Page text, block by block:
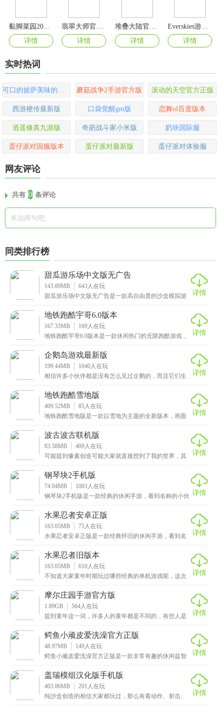
黏脚菜园2024最新版
详情
详情
详情
详情
实时热词
可口的披萨美味的披萨2024最新版 蘑菇战争2手游官方版 滚动的天空官方正版
西游梗传最新版 口袋觉醒gm版 恋舞ol百度版本
逍遥修真九游版 奇葩战斗家小米版 奶块国际服
蛋仔派对国服版本 蛋仔派对最新版 蛋仔派对体验服
网友评论
共有 0 条评论
同类排行榜
甜瓜游乐场中文版无广告
143.89MB 643人在玩
甜瓜游乐场中文版无广告是一款高自由度的沙盒模拟游
戏世
详情
地铁跑酷宇哥6.0版本
167.33MB 169人在玩
地铁跑酷宇哥6.0版本是一款休闲热门的无限跑酷游戏，
详情
企鹅岛游戏最新版
199.44MB 1040人在玩
相信许多小伙伴都是没有怎么见过企鹅的，而且它们生
编给
详情
地铁跑酷雪地版
409.52MB 85人在玩
地铁跑酷雪地版是一款以雪地为主题的全新版本，画面
身于
详情
波古波古联机版
83.58MB 409人在玩
可能提到像素创造可能大家就直接想到了我的世界，其
给大
详情
钢琴块2手机版
74.04MB 1083人在玩
钢琴块2手机版是一款经典的休闲手游，看到名称的小伙
候
详情
水果忍者安卓正版
163.05MB 75人在玩
水果忍者安卓正版是一款经典怀旧的休闲手游，看到名
玩的
详情
水果忍者旧版本
163.05MB 610人在玩
不知道大家童年时期玩过哪些经典的单机游戏呢，这次
切水
详情
摩尔庄园手游官方版
1.89GB 564人在玩
提到童年这一词，许多人的童年都是不同的，有些人是
动画
详情
鳄鱼小顽皮爱洗澡官方正版
48.97MB 149人在玩
鳄鱼小顽皮爱洗澡官方正版是一款非常有趣的休闲益智
错，
详情
盖瑞模组汉化版手机版
403.86MB 201 人在玩
纯沙盒创造的相信大家都玩过，那么有着动作、射击、
详情